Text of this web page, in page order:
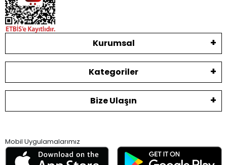
Kurumsal
Kategoriler
Bize Ulaşın
Mobil Uygulamalarımız